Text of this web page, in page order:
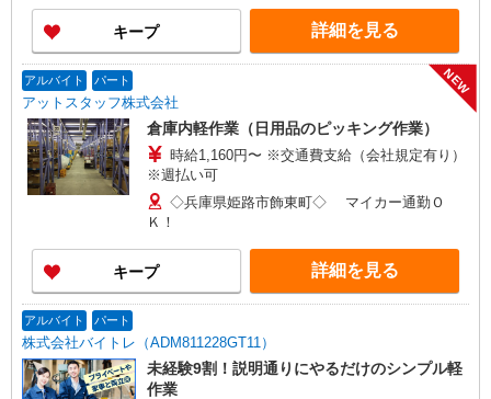
キープ 詳細を見る
アルバイト パート
アットスタッフ株式会社
NEW
倉庫内軽作業（日用品のピッキング作業）
時給1,160円〜 ※交通費支給（会社規定有り）
※週払い可
◇兵庫県姫路市飾東町◇ マイカー通勤Ｏ
Ｋ！
キープ 詳細を見る
アルバイト パート
株式会社バイトレ（ADM811228GT11）
未経験9割！説明通りにやるだけのシンプル軽
作業